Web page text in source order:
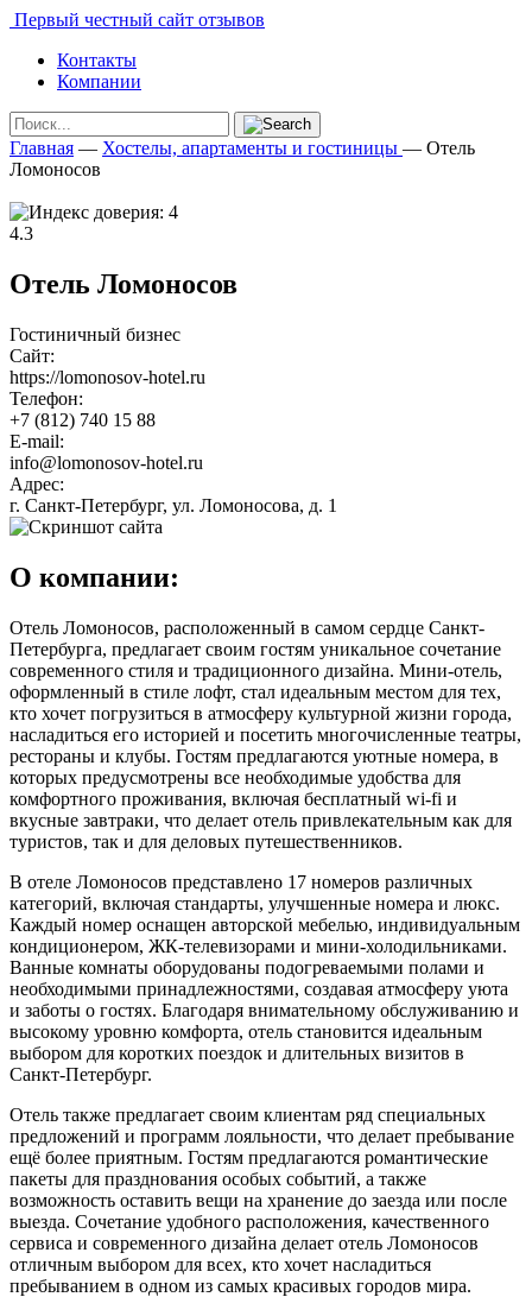
Первый честный сайт отзывов
Контакты
Компании
Главная — Хостелы, апартаменты и гостиницы — Отель
Ломоносов
4.3
Отель Ломоносов
Гостиничный бизнес
Сайт:
https://lomonosov-hotel.ru
Телефон:
+7 (812) 740 15 88
E-mail:
info@lomonosov-hotel.ru
Адрес:
г. Санкт-Петербург, ул. Ломоносова, д. 1
О компании:
Отель Ломоносов, расположенный в самом сердце Санкт-
Петербурга, предлагает своим гостям уникальное сочетание
современного стиля и традиционного дизайна. Мини-отель,
оформленный в стиле лофт, стал идеальным местом для тех,
кто хочет погрузиться в атмосферу культурной жизни города,
насладиться его историей и посетить многочисленные театры,
рестораны и клубы. Гостям предлагаются уютные номера, в
которых предусмотрены все необходимые удобства для
комфортного проживания, включая бесплатный wi-fi и
вкусные завтраки, что делает отель привлекательным как для
туристов, так и для деловых путешественников.
В отеле Ломоносов представлено 17 номеров различных
категорий, включая стандарты, улучшенные номера и люкс.
Каждый номер оснащен авторской мебелью, индивидуальным
кондиционером, ЖК-телевизорами и мини-холодильниками.
Ванные комнаты оборудованы подогреваемыми полами и
необходимыми принадлежностями, создавая атмосферу уюта
и заботы о гостях. Благодаря внимательному обслуживанию и
высокому уровню комфорта, отель становится идеальным
выбором для коротких поездок и длительных визитов в
Санкт-Петербург.
Отель также предлагает своим клиентам ряд специальных
предложений и программ лояльности, что делает пребывание
ещё более приятным. Гостям предлагаются романтические
пакеты для празднования особых событий, а также
возможность оставить вещи на хранение до заезда или после
выезда. Сочетание удобного расположения, качественного
сервиса и современного дизайна делает отель Ломоносов
отличным выбором для всех, кто хочет насладиться
пребыванием в одном из самых красивых городов мира.